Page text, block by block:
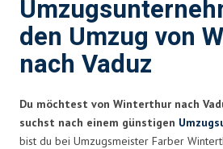
den Umzug von
nach Vaduz
Du möchtest von Winterthur nach
suchst nach einem günstigen
bist du bei Umzugsmeister Farber